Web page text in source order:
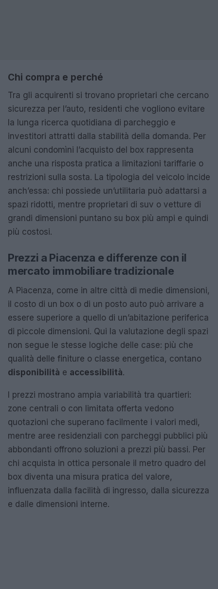
Chi compra e perché
Tra gli acquirenti si trovano proprietari che cercano
sicurezza per l’auto, residenti che vogliono evitare
la lunga ricerca quotidiana di parcheggio e
investitori attratti dalla stabilità della domanda. Per
alcuni condomìni l’acquisto del box rappresenta
anche una risposta pratica a limitazioni tariffarie o
restrizioni sulla sosta. La tipologia del veicolo incide
anch’essa: chi possiede un’utilitaria può adattarsi a
spazi ridotti, mentre proprietari di suv o vetture di
grandi dimensioni puntano su box più ampi e quindi
più costosi.
Prezzi a Piacenza e differenze con il
mercato immobiliare tradizionale
A Piacenza, come in altre città di medie dimensioni,
il costo di un box o di un posto auto può arrivare a
essere superiore a quello di un’abitazione periferica
di piccole dimensioni. Qui la valutazione degli spazi
non segue le stesse logiche delle case: più che
qualità delle finiture o classe energetica, contano
disponibilità e accessibilità.
I prezzi mostrano ampia variabilità tra quartieri:
zone centrali o con limitata offerta vedono
quotazioni che superano facilmente i valori medi,
mentre aree residenziali con parcheggi pubblici più
abbondanti offrono soluzioni a prezzi più bassi. Per
chi acquista in ottica personale il metro quadro del
box diventa una misura pratica del valore,
influenzata dalla facilità di ingresso, dalla sicurezza
e dalle dimensioni interne.